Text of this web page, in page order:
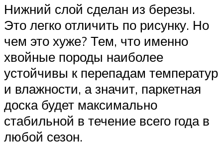
Нижний слой сделан из березы.
Это легко отличить по рисунку. Но
чем это хуже? Тем, что именно
хвойные породы наиболее
устойчивы к перепадам температур
и влажности, а значит, паркетная
доска будет максимально
стабильной в течение всего года в
любой сезон.